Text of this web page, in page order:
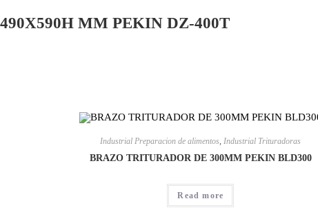
MM PEKIN DZ-400T
Industrial Preparacion de alimentos,Industrial Trituradoras
BRAZO TRITURADOR DE 300MM PEKIN BLD300
Read more